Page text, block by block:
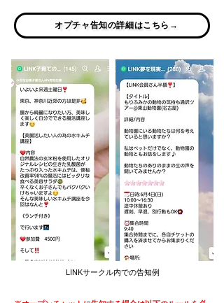
オプチャ告知の詳細はこちら→
LINKサークル内での告知例